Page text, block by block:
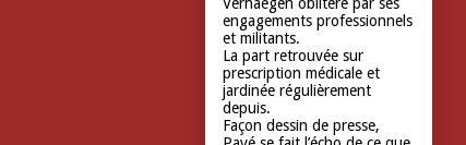
engagements professionnels
et militants.
La part retrouvée sur
prescription médicale et
jardinée régulièrement
depuis.
Façon dessin de presse,